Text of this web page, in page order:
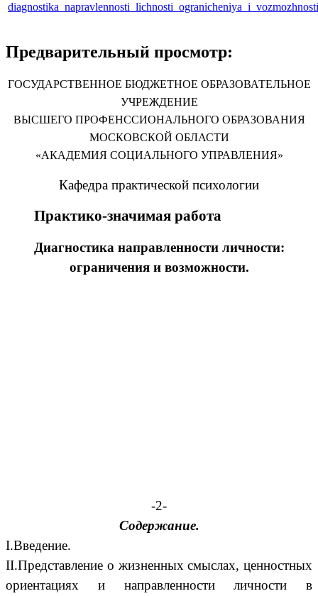
Предварительный просмотр:
ГОСУДАРСТВЕННОЕ БЮДЖЕТНОЕ ОБРАЗОВАТЕЛЬНОЕ
УЧРЕЖДЕНИЕ
ВЫСШЕГО ПРОФЕНССИОНАЛЬНОГО ОБРАЗОВАНИЯ
МОСКОВСКОЙ ОБЛАСТИ
«АКАДЕМИЯ СОЦИАЛЬНОГО УПРАВЛЕНИЯ»
Кафедра практической психологии
Практико-значимая работа
Диагностика направленности личности:
ограничения и возможности.
-2-
Содержание.
I.Введение.
II.Представление о жизненных смыслах, ценностных
ориентациях и направленности личности в